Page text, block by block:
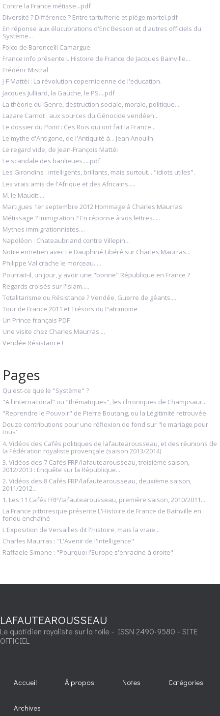
Contre la France métisse...pdf
Diversité ? Différence ? Entre tartufferie et piège mortel.pdf
En réponse aux élucubrations d'Eric Besson et d'autres officiels du
Système...
Folco de Baroncelli Camargue
France info présente L'Histoire de France de Jacques Bainville...
Frédéric Mistral
J-F Mattéi : La révolution copernicienne de l'education.
Jacques Julliard, la Gauche, le PS....pdf
La théorie du Genre, destruction sociale, morale, politique....
Lazare Carnot : aux sources du Génocide vendéen...
Le dossier du Point : Ces Rois qui ont fait la France...
Le mythe d'Antigone, de l'Antiquité à... Jean Anouilh.
Le regard vide, de Jean-François Mattéi
Le scandale des banlieues.....pdf
Les Girondins : intelligents, brillants, mais surtout... "idiots utiles".
Les vrais amis de l'Afrique et des Africains.....
M. le Maudit....
Martigues 1er septembre 2012 Hommage à Charles Maurras
Métissage ? Immigration ? En réponse à vos lettres.....
Mythes immigrationnistes....
Napoléon : Chateaubriand contre Villepin...
Notre entretien avec Le Dauphiné Libéré sur Charles Maurras...
Philippe Val crache le morceau.....
Pourrait-il, un jour, y avoir une "bonne" République en France ?
Regards croisés sur l'Islam.....
Totalitarisme ou Résistance ? Vendée, Guerre de géants.....
Tour de France 2011 et Trésors du Patrimoine
Un Prince français PDF
Une visite chez Charles Maurras....
Vendée Résistance !
Pages
Qu'est-ce que le "Système" ?
"A l'international" ou "thématiques", les chroniques de Champsaur...
"Reprendre le Pouvoir" de Pierre Boutang, ou la Légitimité retrouvée
Douze contributions pour une réflexion de fond sur "le mariage pour
tous"
4. Vidéos des Cafés politiques de lafautearousseau, et des réunions de
la Fédération royaliste provençale (saison 2013/2014)
3. Vidéos des 7 Cafés FRP/lafautearousseau, troisième saison,
2012/2013 : Enquête sur la République...
2. Vidéos des 8 Cafés FRP/lafautearousseau, deuxième saison,
2011/2012...
1. Les 11 Cafés FRP/lafautearousseau, première saison, 2010/2011...
La France pittoresque présente L'Histoire de France de Bainville en
fondu enchaîné
L'Exposition de Versailles dit l'Histoire, mais la vraie...
Charles Maurras : "L'Avenir de l'Intelligence"
Raffaele Simone : "Pourquoi l'Europe s'enracine à droite"
LAFAUTEAROUSSEAU
Le quotidien royaliste sur la toile - ISSN 2490-9580 - SITE
OFFICIEL
Accueil À propos Notes Catégories
Archives